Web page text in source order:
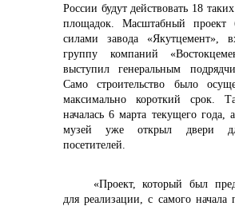
контакты отдела
России будут действовать 18
площадок. Масштабный проект
силами завода «Якутцемент»,
группу компаний
выступил генеральным
Само строительство было
максимально короткий срок.
началась 6 марта текущего года,
музей уже открыл двери
посетителей.
«Проект, который был
для реализации, с самого начала